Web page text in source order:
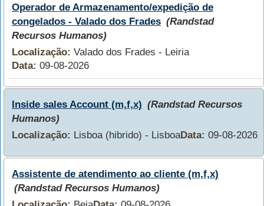
Operador de Armazenamento/expedição de
congelados - Valado dos Frades (Randstad
Recursos Humanos)
Localização: Valado dos Frades - Leiria
Data: 09-08-2026
Inside sales Account (m,f,x) (Randstad Recursos
Humanos)
Localização: Lisboa (hibrido) - LisboaData: 09-08-2026
Assistente de atendimento ao cliente (m,f,x)
(Randstad Recursos Humanos)